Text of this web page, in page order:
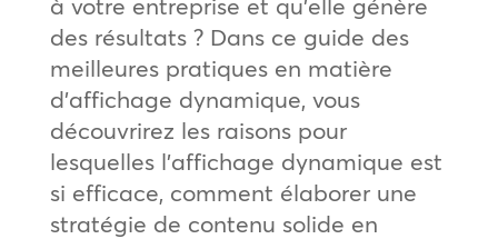
des résultats ? Dans ce guide des
meilleures pratiques en matière
d’affichage dynamique, vous
découvrirez les raisons pour
lesquelles l’affichage dynamique est
si efficace, comment élaborer une
stratégie de contenu solide en